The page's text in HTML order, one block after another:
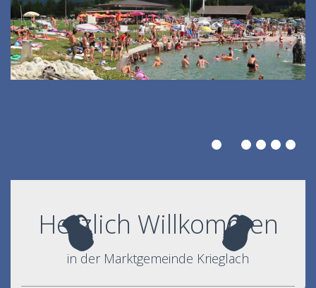
Herzlich Willkommen
in der Marktgemeinde Krieglach